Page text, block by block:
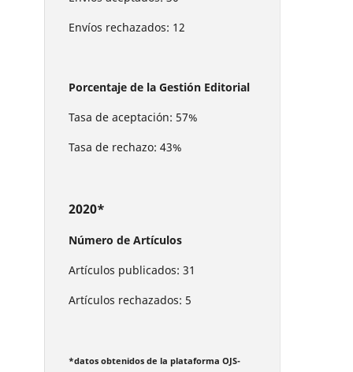
Envíos rechazados: 12
Porcentaje de la Gestión Editorial
Tasa de aceptación: 57%
Tasa de rechazo: 43%
2020*
Número de Artículos
Artículos publicados: 31
Artículos rechazados: 5
*datos obtenidos de la plataforma OJS-